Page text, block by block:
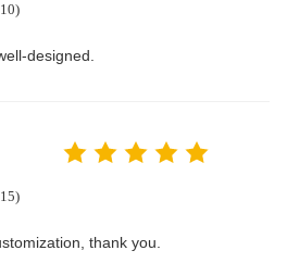
designed.
thank you.